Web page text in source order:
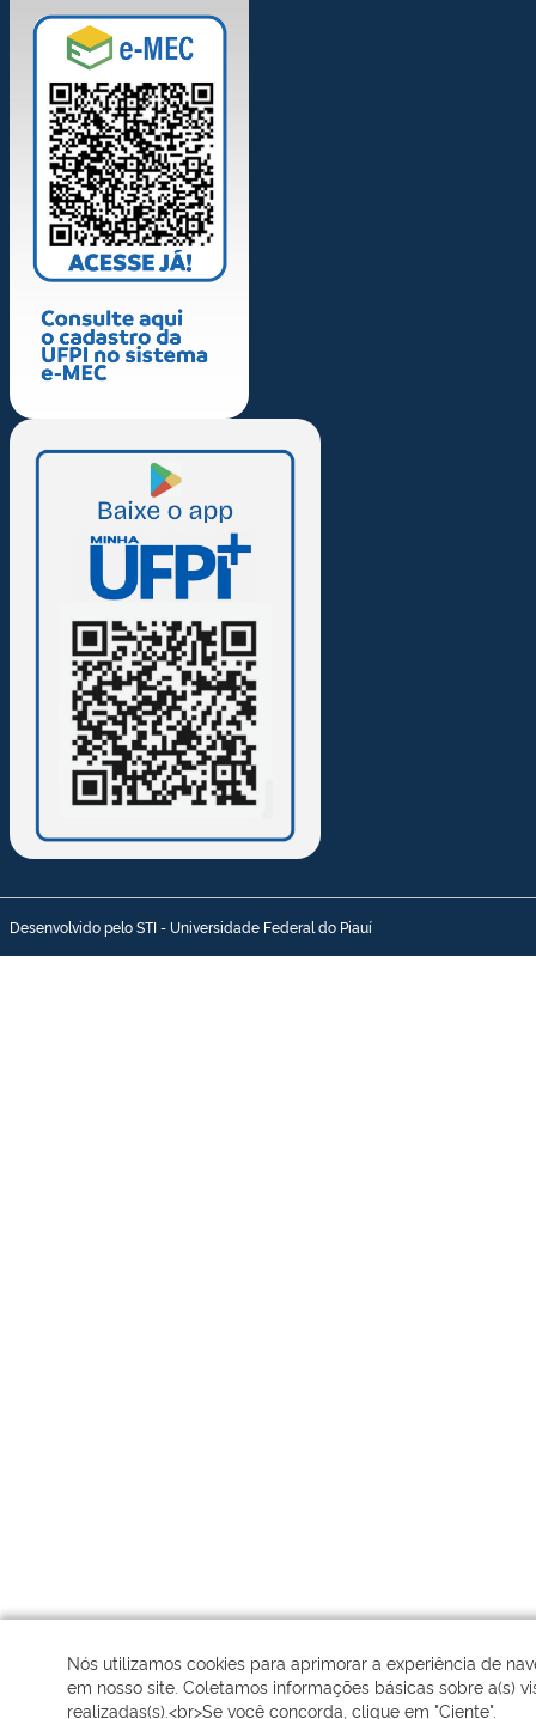
Desenvolvido pelo STI - Universidade Federal do Piauí
Nós utilizamos cookies para aprimorar a experiência de
em nosso site. Coletamos informações básicas sobre a(s)
realizadas(s).<br>Se você concorda, clique em "Ciente".